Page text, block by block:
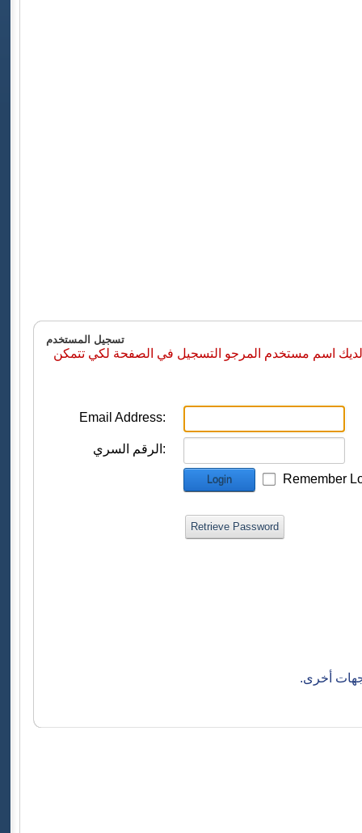
تسجيل المستخدم
اسم مستخدم المرجو التسجيل في الصفحة لكي تتمكن
Email Address:
الرقم السري:
Login Remember
Retrieve Password
أخرى.